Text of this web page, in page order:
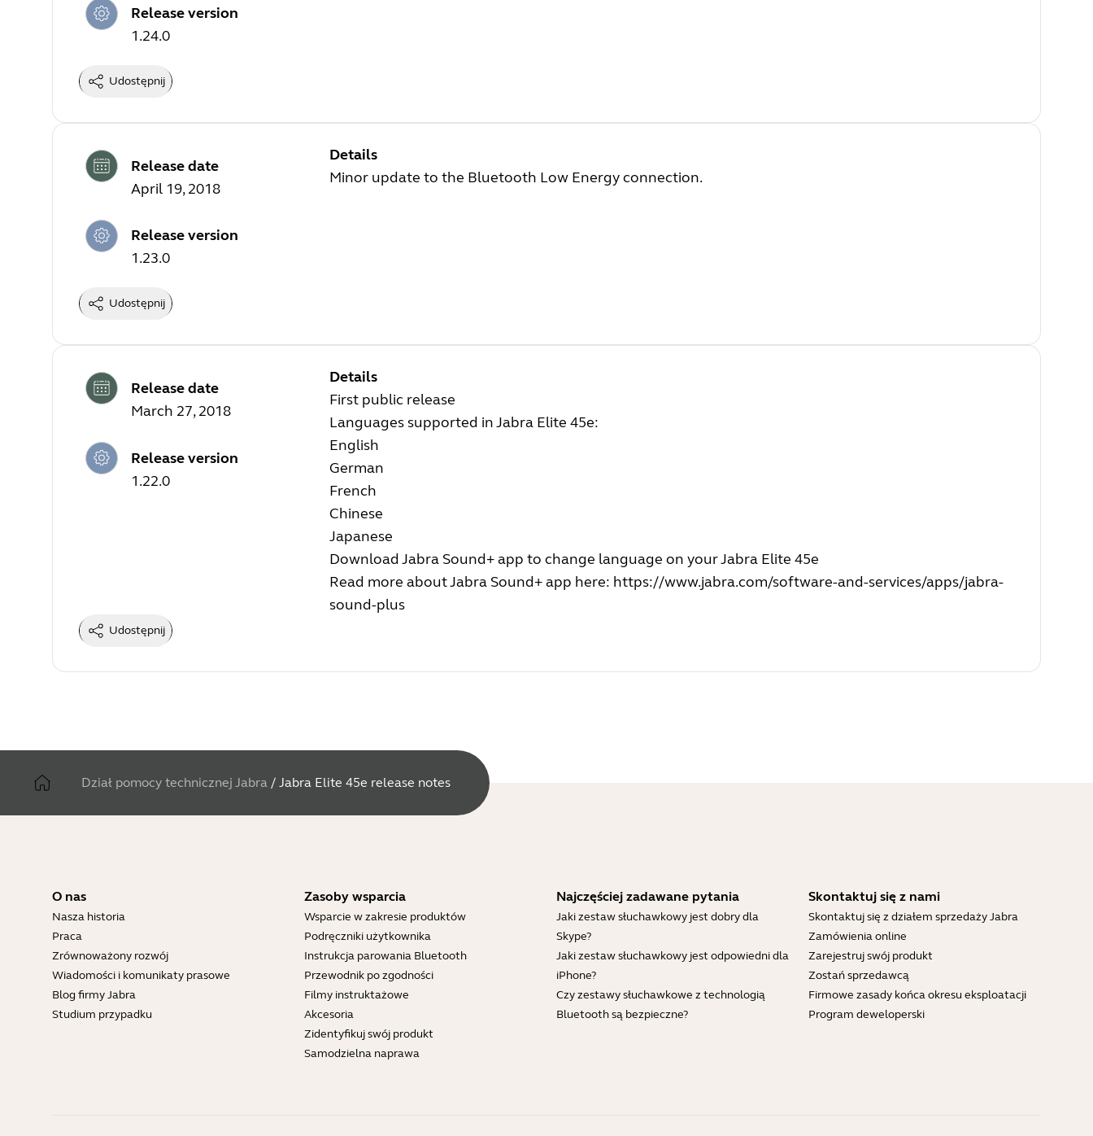
Release version
1.24.0
Udostępnij
Release date
April 19, 2018
Release version
1.23.0
Details
Minor update to the Bluetooth Low Energy connection.
Udostępnij
Release date
March 27, 2018
Release version
1.22.0
Details
First public release
Languages supported in Jabra Elite 45e:
English
German
French
Chinese
Japanese
Download Jabra Sound+ app to change language on your Jabra Elite 45e
Read more about Jabra Sound+ app here: https://www.jabra.com/software-and-services/apps/jabra-
sound-plus
Udostępnij
Dział pomocy technicznej Jabra / Jabra Elite 45e release notes
O nas
Nasza historia
Praca
Zrównoważony rozwój
Wiadomości i komunikaty prasowe
Blog firmy Jabra
Studium przypadku
Zasoby wsparcia
Wsparcie w zakresie produktów
Podręczniki użytkownika
Instrukcja parowania Bluetooth
Przewodnik po zgodności
Filmy instruktażowe
Akcesoria
Zidentyfikuj swój produkt
Samodzielna naprawa
Najczęściej zadawane pytania
Jaki zestaw słuchawkowy jest dobry dla
Skype?
Jaki zestaw słuchawkowy jest odpowiedni dla
iPhone?
Czy zestawy słuchawkowe z technologią
Bluetooth są bezpieczne?
Skontaktuj się z nami
Skontaktuj się z działem sprzedaży Jabra
Zamówienia online
Zarejestruj swój produkt
Zostań sprzedawcą
Firmowe zasady końca okresu eksploatacji
Program deweloperski